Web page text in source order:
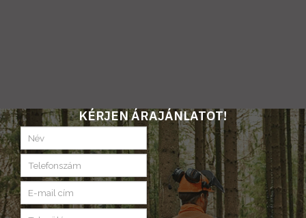
KÉRJEN ÁRAJÁNLATOT!